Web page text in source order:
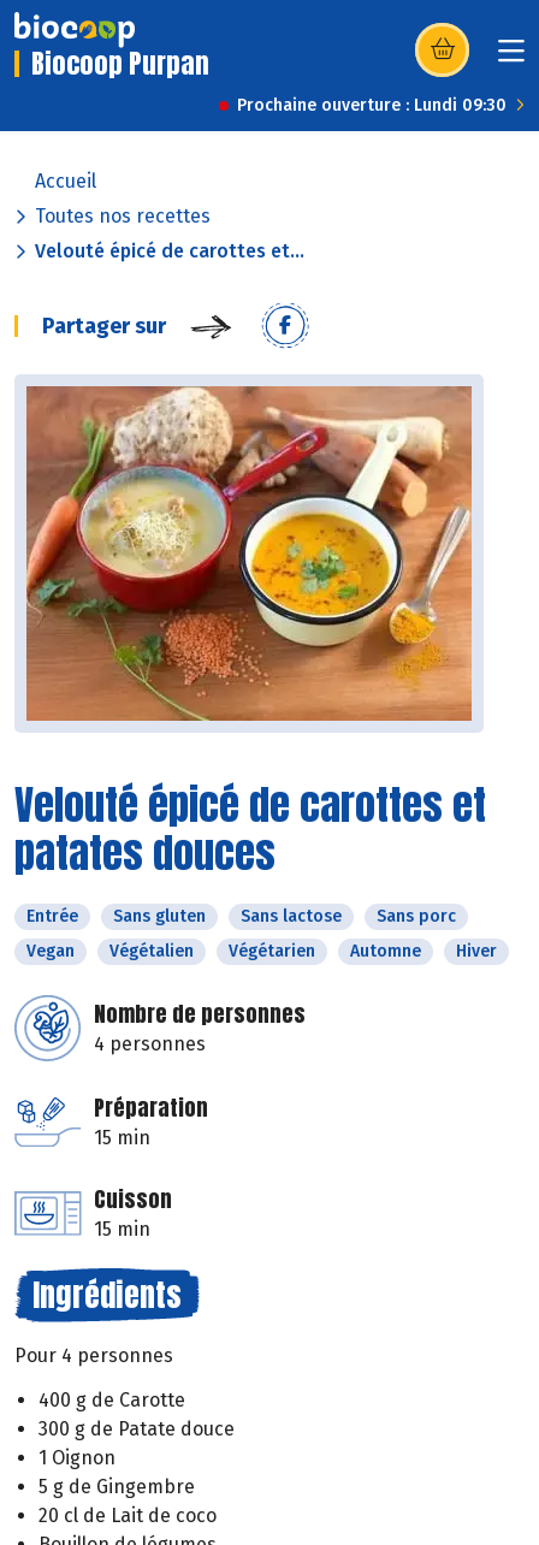
Biocoop Purpan (s’ouvre dans
Prochaine ouverture : Lundi 09:30
Accueil
Toutes nos recettes
Velouté épicé de carottes et...
Partager sur
Velouté épicé de carottes et
patates douces
Entrée Sans gluten Sans lactose
Sans porc
Vegan
Végétalien Végétarien Automne Hiver
Nombre de personnes
4 personnes
Préparation
15 min
Cuisson
15 min
Ingrédients
Pour 4 personnes
400 g de Carotte
300 g de Patate douce
1 Oignon
5 g de Gingembre
20 cl de Lait de coco